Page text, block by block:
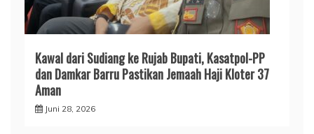
​Kawal dari Sudiang ke Rujab Bupati, Kasatpol-PP
dan Damkar Barru Pastikan Jemaah Haji Kloter 37
Aman
Juni 28, 2026